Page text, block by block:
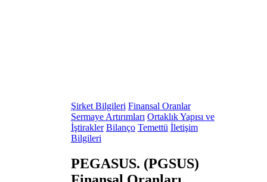
Şirket Bilgileri Finansal Oranlar
Sermaye Artırımları Ortaklık Yapısı ve
İştirakler Bilanço Temettü İletişim
Bilgileri
PEGASUS. (PGSUS)